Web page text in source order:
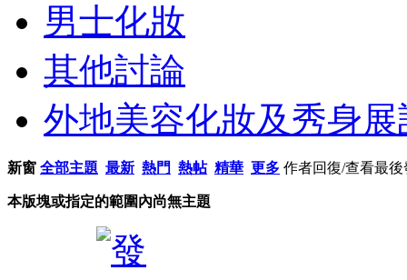
男士化妝
其他討論
外地美容化妝及秀身展
新窗 全部主題 最新 熱門 熱帖 精華 更多 作者回復/查看最後
本版塊或指定的範圍內尚無主題